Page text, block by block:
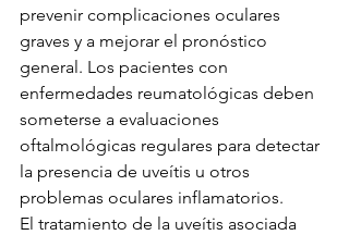
prevenir complicaciones oculares
graves y a mejorar el pronóstico
general. Los pacientes con
enfermedades reumatológicas deben
someterse a evaluaciones
oftalmológicas regulares para detectar
la presencia de uveítis u otros
problemas oculares inflamatorios.
El tratamiento de la uveítis asociada